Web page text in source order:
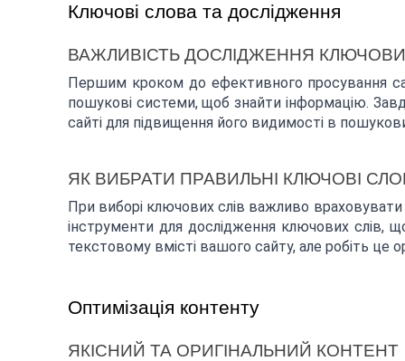
Ключові слова та дослідження
ВАЖЛИВІСТЬ ДОСЛІДЖЕННЯ
Першим кроком до ефективного просування
пошукові системи, щоб знайти інформацію.
сайті для підвищення його видимості в
ЯК ВИБРАТИ ПРАВИЛЬНІ КЛЮЧОВІ
При виборі ключових слів важливо враховувати
інструменти для дослідження ключових слів,
текстовому вмісті вашого сайту, але робіть це
Оптимізація контенту
ЯКІСНИЙ ТА ОРИГІНАЛЬНИЙ КОНТЕНТ